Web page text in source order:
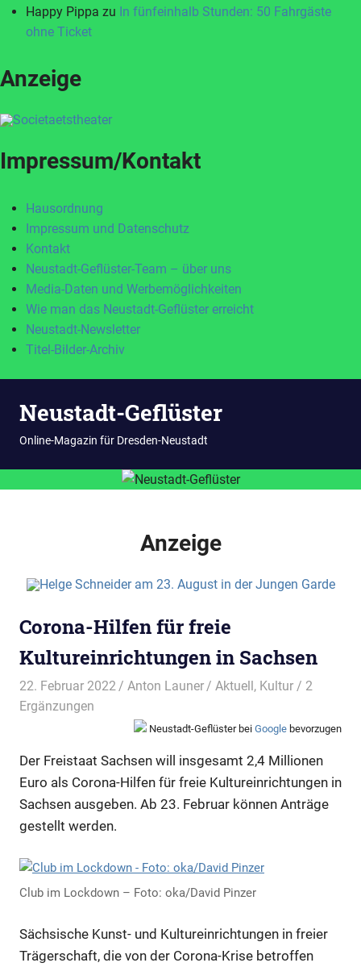
Happy Pippa zu In fünfeinhalb Stunden: 50 Fahrgäste
ohne Ticket
Anzeige
Impressum/Kontakt
Hausordnung
Impressum und Datenschutz
Kontakt
Neustadt-Geflüster-Team – über uns
Media-Daten und Werbemöglichkeiten
Wie man das Neustadt-Geflüster erreicht
Neustadt-Newsletter
Titel-Bilder-Archiv
InhaltNeustadt-Geflüster
Online-Magazin für Dresden-Neustadt
Anzeige
Corona-Hilfen für freie
Kultureinrichtungen in Sachsen
22. Februar 2022 Anton Launer Aktuell, Kultur / 2
Ergänzungen
Neustadt-Geflüster bei Google bevorzugen
Der Freistaat Sachsen will insgesamt 2,4 Millionen
Euro als Corona-Hilfen für freie Kultureinrichtungen in
Sachsen ausgeben. Ab 23. Februar können Anträge
gestellt werden.
Club im Lockdown – Foto: oka/David Pinzer
Sächsische Kunst- und Kultureinrichtungen in freier
Trägerschaft, die von der Corona-Krise betroffen